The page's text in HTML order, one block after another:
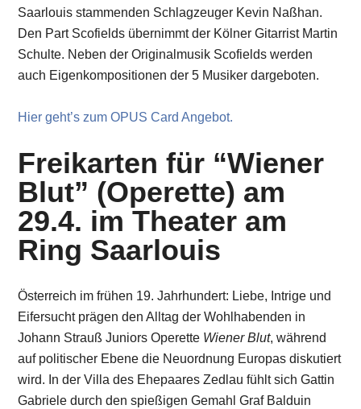
Saarlouis stammenden Schlagzeuger Kevin Naßhan.
Den Part Scofields übernimmt der Kölner Gitarrist Martin
Schulte. Neben der Originalmusik Scofields werden
auch Eigenkompositionen der 5 Musiker dargeboten.
Hier geht’s zum OPUS Card Angebot.
Freikarten für “Wiener
Blut” (Operette) am
29.4. im Theater am
Ring Saarlouis
Österreich im frühen 19. Jahrhundert: Liebe, Intrige und
Eifersucht prägen den Alltag der Wohlhabenden in
Johann Strauß Juniors Operette Wiener Blut, während
auf politischer Ebene die Neuordnung Europas diskutiert
wird. In der Villa des Ehepaares Zedlau fühlt sich Gattin
Gabriele durch den spießigen Gemahl Graf Balduin